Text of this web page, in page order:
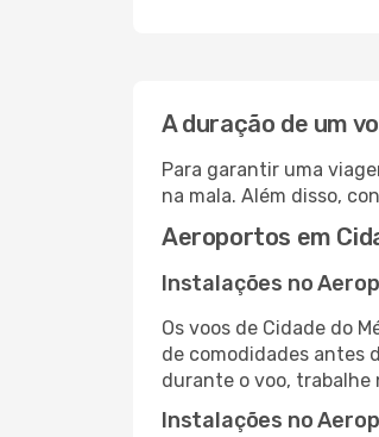
A duração de um
Para garantir uma
na mala. Além disso,
Aeroportos em
Instalações no
Os voos de Cidade do
de comodidades antes
durante o voo, trabalhe
Instalações no